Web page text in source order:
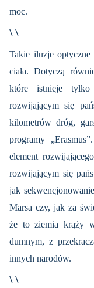
moc.
\ \
Takie iluzje optyczne
ciała. Dotyczą
które istnieje tylko
rozwijającym się
kilometrów dróg,
programy
element
rozwijającym się
jak
Marsa czy, jak za
że to ziemia krąży
dumnym, z
innych narodów.
\ \